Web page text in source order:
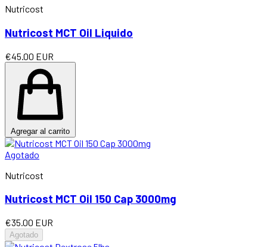
Nutricost
Nutricost MCT Oil Liquido
€45.00 EUR
Agregar al carrito
Agotado
Nutricost
Nutricost MCT Oil 150 Cap 3000mg
€35.00 EUR
Agotado